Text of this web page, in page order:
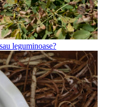
leguminoase?